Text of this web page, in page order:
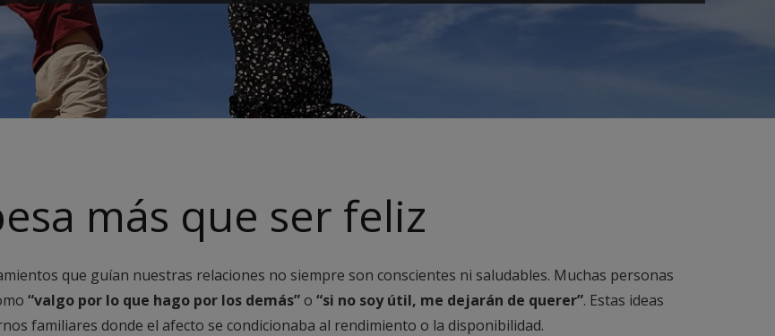
más que ser feliz
que guían nuestras relaciones no siempre son conscientes ni saludables. Muchas personas
“valgo por lo que hago por los demás”o “si no soy útil, me dejarán de querer”. Estas ideas
familiares donde el afecto se condicionaba al rendimiento o la disponibilidad.